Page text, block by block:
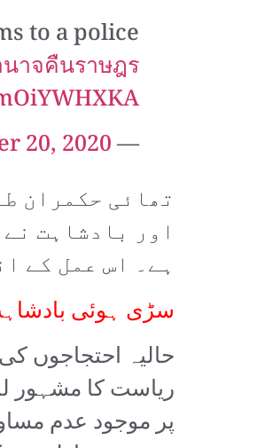
to a police
าจคืนราษฎร
— Khaosod English (@KhaosodEnglish)
20, 2020
تھائی حکمران
اور بادشاہت
ہے۔ اس عمل کے
سڑی ہوئی
حالیہ احتجاجوں
ریاست کا مشہور
پر موجود عدم